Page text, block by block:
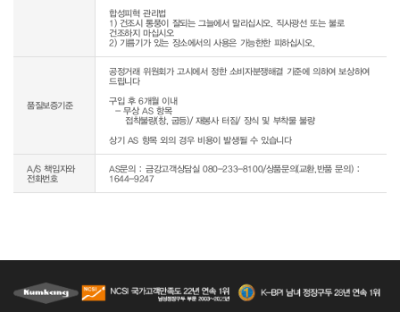
합성피혁 관리법
1) 건조시 통풍이 잘되는 그늘에서 말리십시오. 직사광선 또는 불로
건조하지 마십시오
품질보증기준
공정거래 위원회가 고시에서 정한 소비자분쟁해결 기준에 의하여 보상하여
드립니다
구입 후 6개월 이내
  - 무상 AS 항목
상기 AS 항목 외의 경우 비용이 발생될 수 있습니다
A/S 책임자와
전화번호
AS문의 : 금강고객상담실 080-233-8100/상품문의(교환,반품 문의) :
1644-9247